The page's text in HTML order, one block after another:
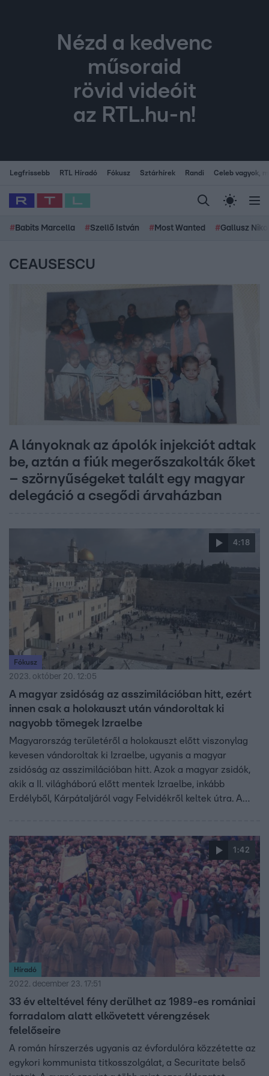
Nézd a kedvenc
műsoraid
rövid videóit
az RTL.hu-n!
Legfrissebb RTL Híradó Fókusz Sztárhírek Randi Celeb vagyok,
# Babits Marcella #Szellő István # Most Wanted #Gallusz
CEAUSESCU
A lányoknak az ápolók injekciót adtak
be, aztán a fiúk megerőszakolták őket
– szörnyűségeket talált egy magyar
delegáció a csegődi árvaházban
4:18
Fókusz
2023. október 20. 12:05
A magyar zsidóság az asszimilációban hitt, ezért
innen csak a holokauszt után vándoroltak ki
nagyobb tömegek Izraelbe
Magyarország területéről a holokauszt előtt viszonylag
kevesen vándoroltak ki Izraelbe, ugyanis a magyar
zsidóság az asszimilációban hitt. Azok a magyar zsidók,
akik a II. világháború előtt mentek Izraelbe, inkább
Erdélyből, Kárpátaljáról vagy Felvidékről keltek útra. A
magyar ajkú zsidóság túlnyomó többségét az erdélyi
származású alijázók adják. Minden kiengedett zsidóért
valutát kapott a Ceaușescu-rendszer.
1:42
Híradó
2022. december 23. 17:51
33 év elteltével fény derülhet az 1989-es romániai
forradalom alatt elkövetett vérengzések
felelőseire
A román hírszerzés ugyanis az évfordulóra közzétette az
egykori kommunista titkosszolgálat, a Securitate belső